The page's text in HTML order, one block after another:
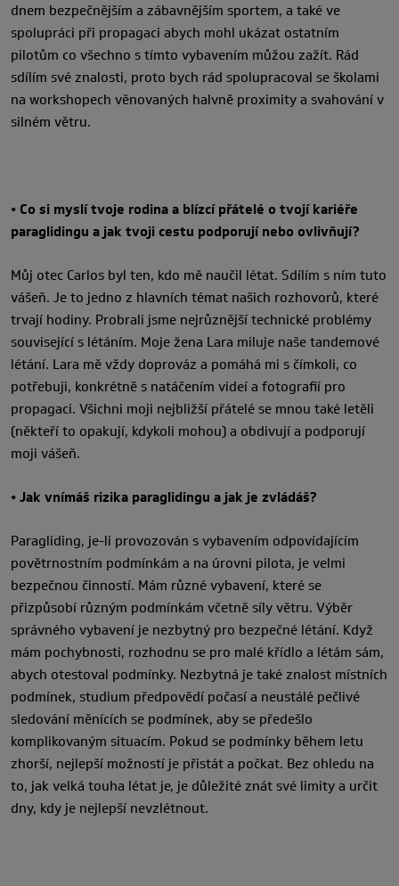
dnem bezpečnějším a zábavnějším sportem, a také ve
spolupráci při propagaci abych mohl ukázat ostatním
pilotům co všechno s tímto vybavením můžou zažít. Rád
sdílím své znalosti, proto bych rád spolupracoval se školami
na workshopech věnovaných halvně proximity a svahování v
silném větru.
• Co si myslí tvoje rodina a blízcí přátelé o tvojí kariéře
paraglidingu a jak tvoji cestu podporují nebo ovlivňují?
Můj otec Carlos byl ten, kdo mě naučil létat. Sdílím s ním tuto
vášeň. Je to jedno z hlavních témat našich rozhovorů, které
trvají hodiny. Probrali jsme nejrůznější technické problémy
související s létáním. Moje žena Lara miluje naše tandemové
létání. Lara mě vždy doprováz a pomáhá mi s čímkoli, co
potřebuji, konkrétně s natáčením videí a fotografií pro
propagaci. Všichni moji nejbližší přátelé se mnou také letěli
(někteří to opakují, kdykoli mohou) a obdivují a podporují
moji vášeň.
• Jak vnímáš rizika paraglidingu a jak je zvládáš?
Paragliding, je-li provozován s vybavením odpovídajícím
povětrnostním podmínkám a na úrovni pilota, je velmi
bezpečnou činností. Mám různé vybavení, které se
přizpůsobí různým podmínkám včetně síly větru. Výběr
správného vybavení je nezbytný pro bezpečné létání. Když
mám pochybnosti, rozhodnu se pro malé křídlo a létám sám,
abych otestoval podmínky. Nezbytná je také znalost místních
podmínek, studium předpovědí počasí a neustálé pečlivé
sledování měnících se podmínek, aby se předešlo
komplikovaným situacím. Pokud se podmínky během letu
zhorší, nejlepší možností je přistát a počkat. Bez ohledu na
to, jak velká touha létat je, je důležité znát své limity a určit
dny, kdy je nejlepší nevzlétnout.